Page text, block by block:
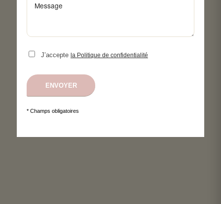
J’accepte la Politique de confidentialité
* Champs obligatoires